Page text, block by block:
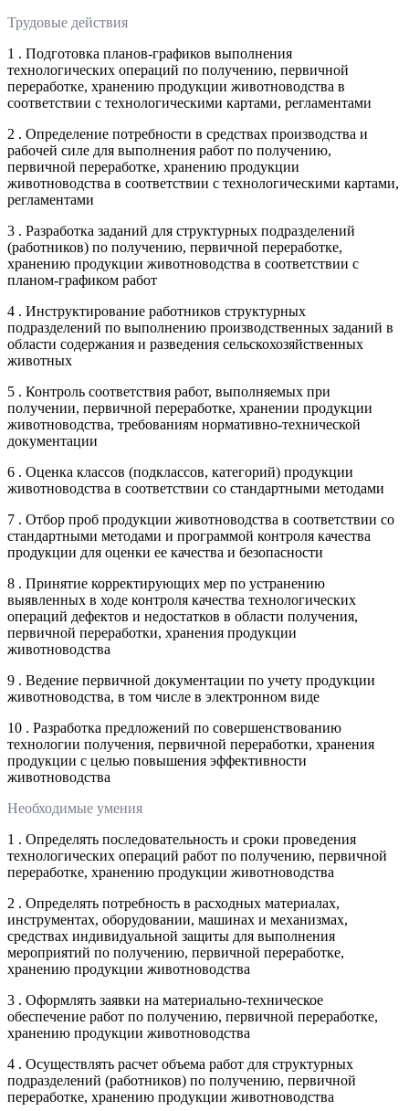
Трудовые действия
1 . Подготовка планов-графиков выполнения
технологических операций по получению, первичной
переработке, хранению продукции животноводства в
соответствии с технологическими картами, регламентами
2 . Определение потребности в средствах производства и
рабочей силе для выполнения работ по получению,
первичной переработке, хранению продукции
животноводства в соответствии с технологическими картами,
регламентами
3 . Разработка заданий для структурных подразделений
(работников) по получению, первичной переработке,
хранению продукции животноводства в соответствии с
планом-графиком работ
4 . Инструктирование работников структурных
подразделений по выполнению производственных заданий в
области содержания и разведения сельскохозяйственных
животных
5 . Контроль соответствия работ, выполняемых при
получении, первичной переработке, хранении продукции
животноводства, требованиям нормативно-технической
документации
6 . Оценка классов (подклассов, категорий) продукции
животноводства в соответствии со стандартными методами
7 . Отбор проб продукции животноводства в соответствии со
стандартными методами и программой контроля качества
продукции для оценки ее качества и безопасности
8 . Принятие корректирующих мер по устранению
выявленных в ходе контроля качества технологических
операций дефектов и недостатков в области получения,
первичной переработки, хранения продукции
животноводства
9 . Ведение первичной документации по учету продукции
животноводства, в том числе в электронном виде
10 . Разработка предложений по совершенствованию
технологии получения, первичной переработки, хранения
продукции с целью повышения эффективности
животноводства
Необходимые умения
1 . Определять последовательность и сроки проведения
технологических операций работ по получению, первичной
переработке, хранению продукции животноводства
2 . Определять потребность в расходных материалах,
инструментах, оборудовании, машинах и механизмах,
средствах индивидуальной защиты для выполнения
мероприятий по получению, первичной переработке,
хранению продукции животноводства
3 . Оформлять заявки на материально-техническое
обеспечение работ по получению, первичной переработке,
хранению продукции животноводства
4 . Осуществлять расчет объема работ для структурных
подразделений (работников) по получению, первичной
переработке, хранению продукции животноводства